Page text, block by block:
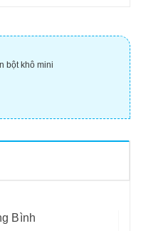
bột khô mini
Bình